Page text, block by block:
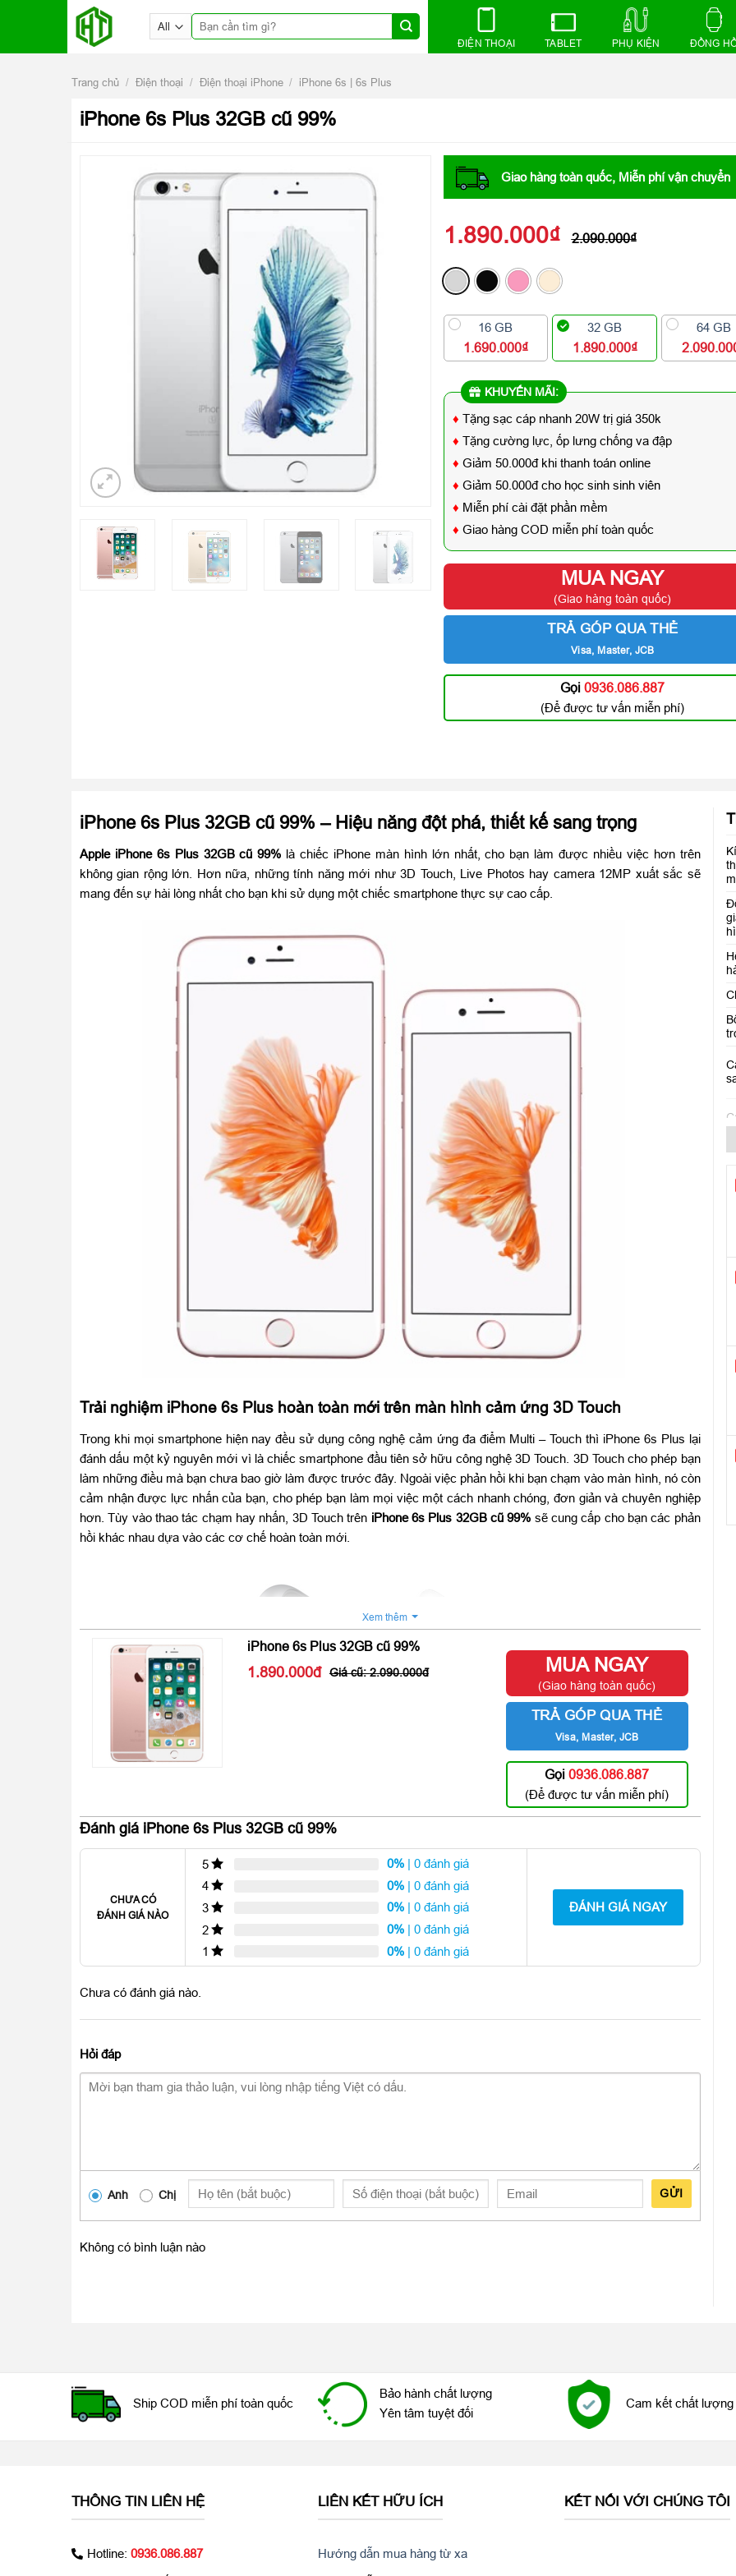
Tìm
kiếm:
ĐIỆN THOẠI TABLET PHỤ KIỆN ĐỒNG
Trang chủ / Điện thoại / Điện thoại iPhone / iPhone 6s | 6s Plus
iPhone 6s Plus 32GB cũ 99%
Giao hàng toàn quốc, Miễn phí vận chuyển
1.890.000₫ 2.090.000₫
16 GB
1.690.000₫
32 GB
1.890.000₫
64 GB
KHUYẾN MÃI:
♦ Tặng sạc cáp nhanh 20W trị giá 350k
♦ Tặng cường lực, ốp lưng chống va đập
♦ Giảm 50.000đ khi thanh toán online
♦ Giảm 50.000đ cho học sinh sinh viên
♦ Miễn phí cài đặt phần mềm
♦ Giao hàng COD miễn phí toàn quốc
MUA NGAY
(Giao hàng toàn quốc)
TRẢ GÓP QUA THẺ
Visa, Master, JCB
Gọi0936.086.887
(Để được tư vấn miễn phí)
iPhone 6s Plus 32GB cũ 99% – Hiệu năng đột phá, thiết kế sang trọng
Apple iPhone 6s Plus 32GB cũ 99% là chiếc iPhone màn hình lớn nhất, cho bạn làm được nhiều việc hơn trên
không gian rộng lớn. Hơn nữa, những tính năng mới như 3D Touch, Live Photos hay camera 12MP xuất sắc sẽ
mang đến sự hài lòng nhất cho bạn khi sử dụng một chiếc smartphone thực sự cao cấp.
Trải nghiệm iPhone 6s Plus hoàn toàn mới trên màn hình cảm ứng 3D Touch
Trong khi mọi smartphone hiện nay đều sử dụng công nghệ cảm ứng đa điểm Multi – Touch thì iPhone 6s Plus lại
đánh dấu một kỷ nguyên mới vì là chiếc smartphone đầu tiên sở hữu công nghệ 3D Touch. 3D Touch cho phép bạn
làm những điều mà bạn chưa bao giờ làm được trước đây. Ngoài việc phản hồi khi bạn chạm vào màn hình, nó còn
cảm nhận được lực nhấn của bạn, cho phép bạn làm mọi việc một cách nhanh chóng, đơn giản và chuyên nghiệp
hơn. Tùy vào thao tác chạm hay nhấn, 3D Touch trên iPhone 6s Plus 32GB cũ 99% sẽ cung cấp cho bạn các phản
hồi khác nhau dựa vào các cơ chế hoàn toàn mới.
iPhone 6s Plus còn có thể quay được video 4K, gấp 4 lần độ phân giải của video Full HD 1080p trước đây. Cả chụp
ảnh và quay phim đều tuyệt vời, bạn sẽ làm được rất nhiều điều trên camera
iPhone 6s Plus 32GB cũ 99%
Xem thêm
iPhone 6s Plus 32GB cũ 99%
1.890.000 2.090.000 MUA NGAY
(Giao hàng toàn quốc)
TRẢ GÓP QUA THẺ
Visa, Master, JCB
Gọi0936.086.887
(Để được tư vấn miễn phí)
Đánh giá iPhone 6s Plus 32GB cũ 99%
CHƯA CÓ
ĐÁNH GIÁ NÀO
5 0%| 0 đánh giá
4
0%| 0 đánh giá
3
0%| 0 đánh giá
2
0%| 0 đánh giá
1
0%| 0 đánh giá
ĐÁNH GIÁ NGAY
Chưa có đánh giá nào.
Hỏi đáp
Anh Chị GỬI
Không có bình luận nào
Pin
Ship COD miễn phí toàn quốc
Bảo hành chất lượng
Yên tâm tuyệt đối
Cam kết chất lượng
THÔNG TIN LIÊN HỆ
Hotline: 0936.086.887
LIÊN KẾT HỮU ÍCH
Hướng dẫn mua hàng từ xa
KẾT NỐI VỚI CHÚNG TÔI